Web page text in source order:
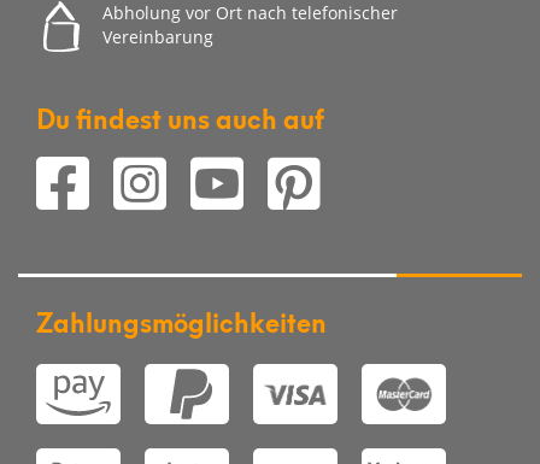
Abholung vor Ort nach telefonischer
Vereinbarung
Du findest uns auch auf
Zahlungsmöglichkeiten